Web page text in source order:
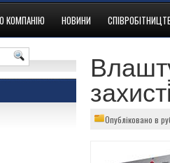
КОМПАНІЮ НОВИНИ
Опубліковано в